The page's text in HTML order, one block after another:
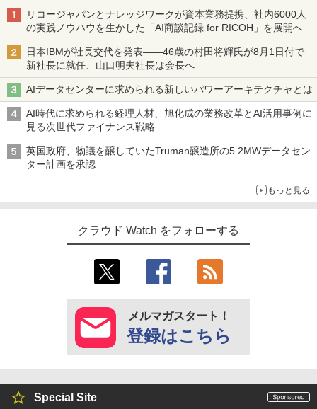
リコージャパンとナレッジワークが資本業務提携、社内6000人
の実践ノウハウを生かした「AI商談記録 for RICOH」を展開へ
日本IBMが社長交代を発表――46歳の村田将輝氏が8月1日付で
新社長に就任、山口明夫社長は会長へ
AIデータセンターに求められる新しいパワーアーキテクチャとは
AI時代に求められる経理人材、旭化成の業務改革とAI活用事例に
見る次世代ファイナンス戦略
英国政府、物議を醸していたTruman醸造所の5.2MWデータセン
ター計画を承認
もっと見る
クラウド Watch をフォローする
メルマガスタート！
登録はこちら
Special Site